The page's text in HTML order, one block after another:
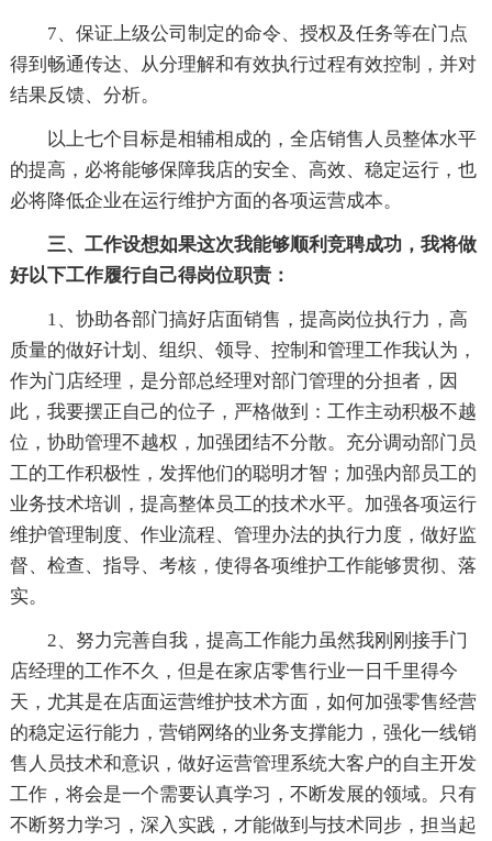
7、保证上级公司制定的命令、授权及任务等在门点
得到畅通传达、从分理解和有效执行过程有效控制，并对
结果反馈、分析。
以上七个目标是相辅相成的，全店销售人员整体水平
的提高，必将能够保障我店的安全、高效、稳定运行，也
必将降低企业在运行维护方面的各项运营成本。
三、工作设想如果这次我能够顺利竞聘成功，我将做
好以下工作履行自己得岗位职责：
1、协助各部门搞好店面销售，提高岗位执行力，高
质量的做好计划、组织、领导、控制和管理工作我认为，
作为门店经理，是分部总经理对部门管理的分担者，因
此，我要摆正自己的位子，严格做到：工作主动积极不越
位，协助管理不越权，加强团结不分散。充分调动部门员
工的工作积极性，发挥他们的聪明才智；加强内部员工的
业务技术培训，提高整体员工的技术水平。加强各项运行
维护管理制度、作业流程、管理办法的执行力度，做好监
督、检查、指导、考核，使得各项维护工作能够贯彻、落
实。
2、努力完善自我，提高工作能力虽然我刚刚接手门
店经理的工作不久，但是在家店零售行业一日千里得今
天，尤其是在店面运营维护技术方面，如何加强零售经营
的稳定运行能力，营销网络的业务支撑能力，强化一线销
售人员技术和意识，做好运营管理系统大客户的自主开发
工作，将会是一个需要认真学习，不断发展的领域。只有
不断努力学习，深入实践，才能做到与技术同步，担当起